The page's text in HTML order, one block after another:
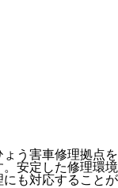
う害車修理拠点を
安定した修理環境
も対応することが